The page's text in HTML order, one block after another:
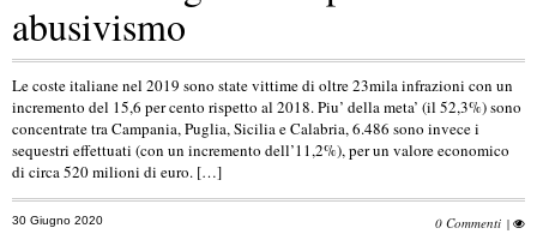
abusivismo
Le coste italiane nel 2019 sono state vittime di oltre 23mila infrazioni con un
incremento del 15,6 per cento rispetto al 2018. Piu’ della meta’ (il 52,3%) sono
concentrate tra Campania, Puglia, Sicilia e Calabria, 6.486 sono invece i
sequestri effettuati (con un incremento dell’11,2%), per un valore economico
di circa 520 milioni di euro. […]
30 Giugno 2020 0 Commenti |